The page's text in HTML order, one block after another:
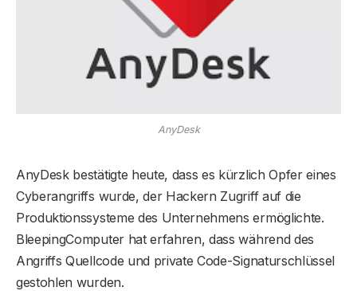
AnyDesk
AnyDesk bestätigte heute, dass es kürzlich Opfer eines
Cyberangriffs wurde, der Hackern Zugriff auf die
Produktionssysteme des Unternehmens ermöglichte.
BleepingComputer hat erfahren, dass während des
Angriffs Quellcode und private Code-Signaturschlüssel
gestohlen wurden.